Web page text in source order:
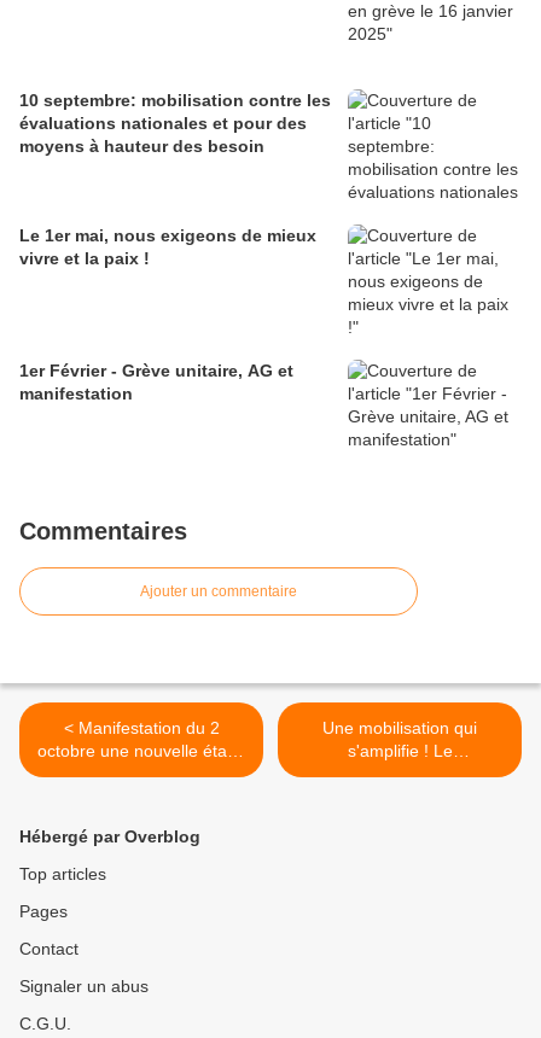
10 septembre: mobilisation contre les
évaluations nationales et pour des
moyens à hauteur des besoin
Le 1er mai, nous exigeons de mieux
vivre et la paix !
1er Février - Grève unitaire, AG et
manifestation
Commentaires
Ajouter un commentaire
< Manifestation du 2
octobre une nouvelle étape
est franchie
Une mobilisation qui
s'amplifie ! Le
gouvernement doit céder !
Hébergé par Overblog
Top articles
Pages
Contact
Signaler un abus
C.G.U.